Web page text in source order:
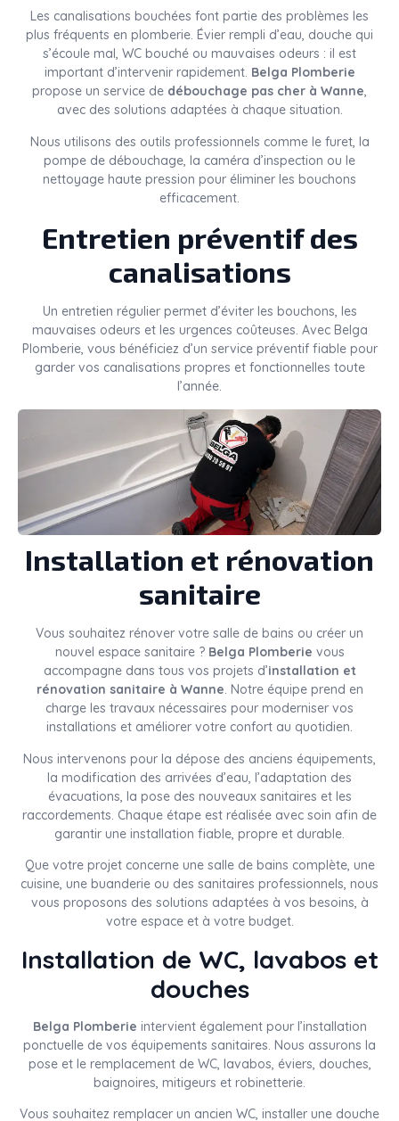
Les canalisations bouchées font partie des problèmes les
plus fréquents en plomberie. Évier rempli d’eau, douche qui
s’écoule mal, WC bouché ou mauvaises odeurs : il est
important d’intervenir rapidement. Belga Plomberie
propose un service de débouchage pas cher à Wanne,
avec des solutions adaptées à chaque situation.
Nous utilisons des outils professionnels comme le furet, la
pompe de débouchage, la caméra d’inspection ou le
nettoyage haute pression pour éliminer les bouchons
efficacement.
Entretien préventif des
canalisations
Un entretien régulier permet d’éviter les bouchons, les
mauvaises odeurs et les urgences coûteuses. Avec Belga
Plomberie, vous bénéficiez d’un service préventif fiable pour
garder vos canalisations propres et fonctionnelles toute
l’année.
Installation et rénovation
sanitaire
Vous souhaitez rénover votre salle de bains ou créer un
nouvel espace sanitaire ? Belga Plomberie vous
accompagne dans tous vos projets d’installation et
rénovation sanitaire à Wanne. Notre équipe prend en
charge les travaux nécessaires pour moderniser vos
installations et améliorer votre confort au quotidien.
Nous intervenons pour la dépose des anciens équipements,
la modification des arrivées d’eau, l’adaptation des
évacuations, la pose des nouveaux sanitaires et les
raccordements. Chaque étape est réalisée avec soin afin de
garantir une installation fiable, propre et durable.
Que votre projet concerne une salle de bains complète, une
cuisine, une buanderie ou des sanitaires professionnels, nous
vous proposons des solutions adaptées à vos besoins, à
votre espace et à votre budget.
Installation de WC, lavabos et
douches
Belga Plomberie intervient également pour l’installation
ponctuelle de vos équipements sanitaires. Nous assurons la
pose et le remplacement de WC, lavabos, éviers, douches,
baignoires, mitigeurs et robinetterie.
Vous souhaitez remplacer un ancien WC, installer une douche